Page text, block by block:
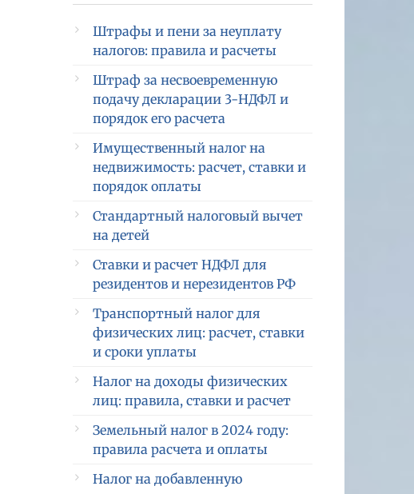
Штрафы и пени за неуплату
налогов: правила и расчеты
Штраф за несвоевременную
подачу декларации 3-НДФЛ и
порядок его расчета
Имущественный налог на
недвижимость: расчет, ставки и
порядок оплаты
Стандартный налоговый вычет
на детей
Ставки и расчет НДФЛ для
резидентов и нерезидентов РФ
Транспортный налог для
физических лиц: расчет, ставки
и сроки уплаты
Налог на доходы физических
лиц: правила, ставки и расчет
Земельный налог в 2024 году:
правила расчета и оплаты
Налог на добавленную